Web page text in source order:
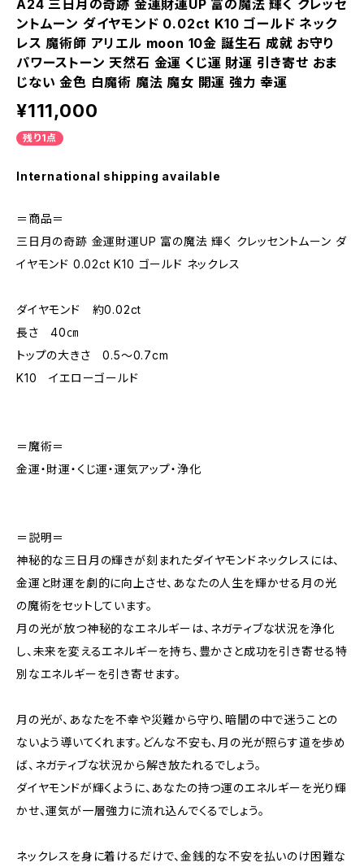
A24 三日月の奇跡 金運財運UP 富の魔法 輝く クレッセ
ントムーン ダイヤモンド 0.02ct K10 ゴールド ネック
レス 魔術師 アリエル moon 10金 誕生石 成就 お守り
パワーストーン 天然石 金運 くじ運 財運 引き寄せ おま
じない 金色 白魔術 魔法 魔女 開運 強力 幸運
¥111,000
残り1点
International shipping available
＝商品＝
三日月の奇跡 金運財運UP 富の魔法 輝く クレッセントムーン ダ
イヤモンド 0.02ct K10 ゴールド ネックレス
ダイヤモンド 約0.02ct
長さ 40㎝
トップの大きさ 0.5〜0.7cm
K10 イエローゴールド
＝魔術＝
金運・財運・くじ運・運気アップ・浄化
＝説明＝
神秘的な三日月の輝きが刻まれたダイヤモンドネックレスには、
金運と財運を劇的に向上させ、あなたの人生を輝かせる月の光
の魔術をセットしています。
月の光が放つ神秘的なエネルギーは、ネガティブな状況を浄化
し、未来を変えるエネルギーを持ち、豊かさと成功を引き寄せる特
別なエネルギーを引き寄せます。
月の光が、あなたを不幸や災難から守り、暗闇の中で迷うことの
ないよう導いてくれます。どんな不安も、月の光が照らす道を歩め
ば、ネガティブな状況から解き放たれるでしょう。
ダイヤモンドが輝くように、あなたの持つ運のエネルギーを光り輝
かせ、運気が一層強力に流れ込んでくるでしょう。
ネックレスを身に着けるだけで、金銭的な不安を払いのけ困難な